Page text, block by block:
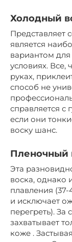
Холодный
Представляет
является
вариантом
условиях. Все,
руках,
способ не
справляется с
если они
воску шанс.
Пленочный
Эта
воска, однако
плавления (37-
и исключает
перегреть). За
захватывает
коже .